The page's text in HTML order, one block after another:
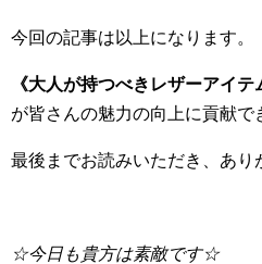
今回の記事は以上になります。
《大人が持つべきレザーアイテ
が皆さんの魅力の向上に貢献で
最後までお読みいただき、あり
☆今日も貴方は素敵です☆